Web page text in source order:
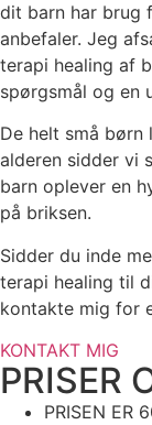
dit barn har brug
anbefaler. Jeg
terapi healing af
spørgsmål og en
De helt små
alderen sidder vi
barn oplever en
på briksen.
Sidder du inde
terapi healing til
kontakte mig for
KONTAKT MIG
PRISER
PRISEN ER